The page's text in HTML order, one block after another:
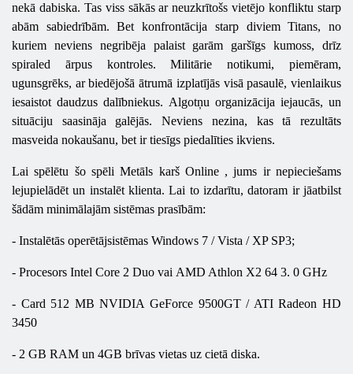
nekā dabiska. Tas viss sākās ar neuzkrītošs vietējo konfliktu starp
abām sabiedrībām. Bet konfrontācija starp diviem Titans, no
kuriem neviens negribēja palaist garām garšīgs kumoss, drīz
spiraled ārpus kontroles. Militārie notikumi, piemēram,
ugunsgrēks, ar biedējošā ātrumā izplatījās visā pasaulē, vienlaikus
iesaistot daudzus dalībniekus. Algotņu organizācija iejaucās, un
situāciju saasināja galējās. Neviens nezina, kas tā rezultāts
masveida nokaušanu, bet ir tiesīgs piedalīties ikviens.
Lai spēlētu šo spēliMetāls karš Online , jums ir nepieciešams
lejupielādēt un instalēt klienta. Lai to izdarītu, datoram ir jāatbilst
šādām minimālajām sistēmas prasībām:
- Instalētās operētājsistēmas Windows 7 / Vista / XP SP3;
- Procesors Intel Core 2 Duo vai AMD Athlon X2 64 3. 0 GHz
- Card 512 MBNVIDIA GeForce 9500GT / ATI Radeon HD
3450
- 2 GB RAM un 4GB brīvas vietas uz cietā diska.